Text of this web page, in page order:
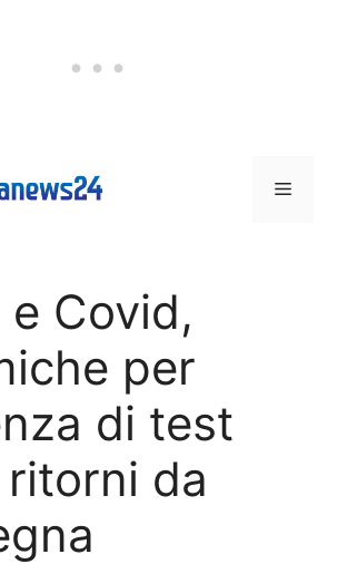
Menu
e Covid,
per
di test
da